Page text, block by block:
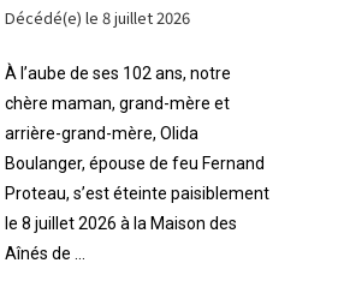
Décédé(e) le 8 juillet 2026
À l’aube de ses 102 ans, notre
chère maman, grand-mère et
arrière-grand-mère, Olida
Boulanger, épouse de feu Fernand
Proteau, s’est éteinte paisiblement
le 8 juillet 2026 à la Maison des
Aînés de ...